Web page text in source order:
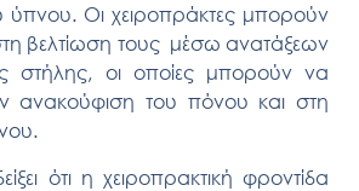
ύπνου. Οι χειροπράκτες μπορούν
βελτίωση τους μέσω ανατάξεων
στήλης, οι οποίες μπορούν να
ανακούφιση του πόνου και στη
ότι η χειροπρακτική φροντίδα